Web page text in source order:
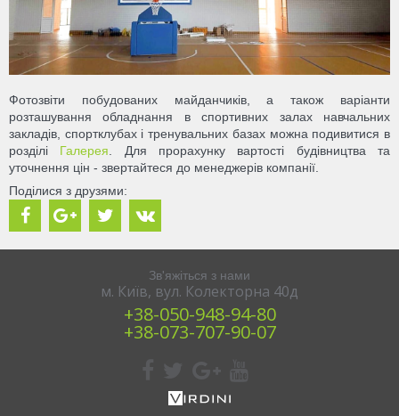
Фотозвіти побудованих майданчиків, а також варіанти
розташування обладнання в спортивних залах навчальних
закладів, спортклубах і тренувальних базах можна подивитися в
розділі Галерея. Для прорахунку вартості будівництва та
уточнення цін - звертайтеся до менеджерів компанії.
Поділися з друзями:
Зв'яжіться з нами
м. Київ, вул. Колекторна 40д
+38‎‎-050-948-94-80
+38-‎073-707-90-07